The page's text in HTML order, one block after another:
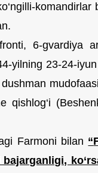
6-gvardiya
yilning 23-24-
qishlog‘i
Farmoni bilan “